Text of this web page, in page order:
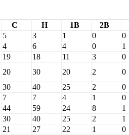
C H 1B 2B
5 3 1 0 0
4 6 4 0 1
19 18 11 3 0
20 30 20 2 0
30 40 25 2 0
7 7 4 1 0
44 59 24 8 1
30 40 25 2 1
21 27 22 1 0